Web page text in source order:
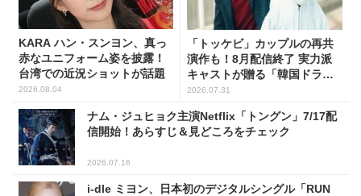
KARA ハン・スンヨン、真っ
赤なユニフォーム姿を披露！
台湾での近況ショットが話題
2026.08.04
「トッケビ」カップルの再共
演作も！8月配信終了 実力派
キャストが贈る「韓国ドラ
マ」5選
2026.07.31
ナム・ジュヒョク主演Netflix「トングン」7/17配
信開始！あらすじ＆見どころをチェック
2026.07.16
i-dle ミヨン、日本初のデジタルシングル「RUN